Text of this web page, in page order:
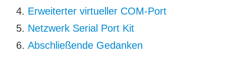
Erweiterter virtueller COM-Port
Netzwerk Serial Port Kit
Abschließende Gedanken